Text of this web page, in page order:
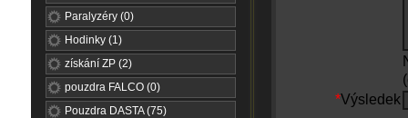
Paralyzéry (0)
Hodinky (1)
získání ZP (2)
pouzdra FALCO (0)
Pouzdra DASTA (75)
*Výsledek